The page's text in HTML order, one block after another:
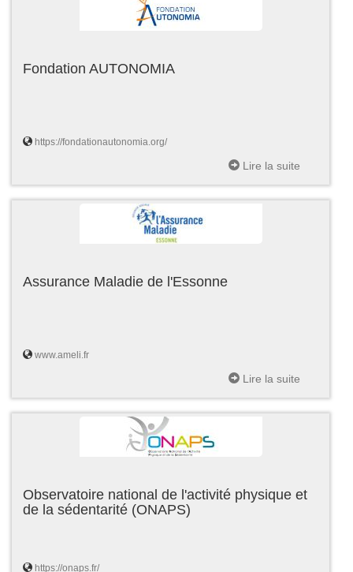
Fondation AUTONOMIA
https://fondationautonomia.org/
Lire la suite
Assurance Maladie de l'Essonne
www.ameli.fr
Lire la suite
Observatoire national de l'activité physique et
de la sédentarité (ONAPS)
https://onaps.fr/